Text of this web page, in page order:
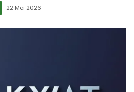
22 Mei 2026